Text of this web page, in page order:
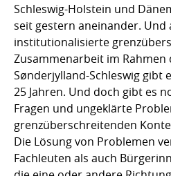
Schleswig-Holstein und
seit gestern aneinander. Und
institutionalisierte
Zusammenarbeit im Rahmen
Sønderjylland-Schleswig gibt
25 Jahren. Und doch gibt es
Fragen und ungeklärte
grenzüberschreitenden
Die Lösung von Problemen
Fachleuten als auch